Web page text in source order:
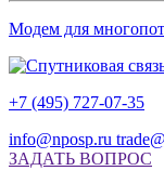
Модем для
+7 (495) 727-07-35
info@nposp.ru
ЗАДАТЬ ВОПРОС